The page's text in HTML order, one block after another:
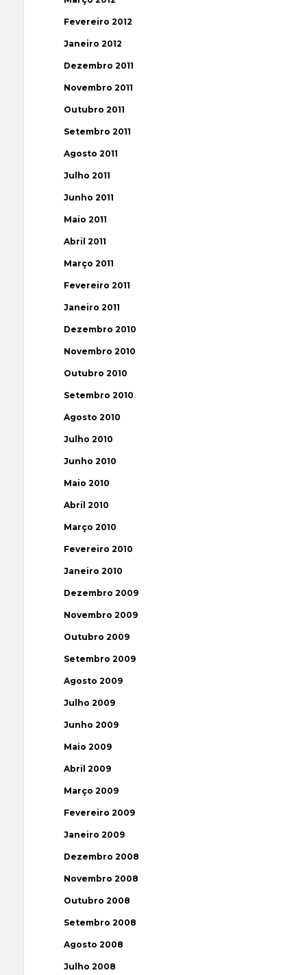
Fevereiro 2012
Janeiro 2012
Dezembro 2011
Novembro 2011
Outubro 2011
Setembro 2011
Agosto 2011
Julho 2011
Junho 2011
Maio 2011
Abril 2011
Março 2011
Fevereiro 2011
Janeiro 2011
Dezembro 2010
Novembro 2010
Outubro 2010
Setembro 2010
Agosto 2010
Julho 2010
Junho 2010
Maio 2010
Abril 2010
Março 2010
Fevereiro 2010
Janeiro 2010
Dezembro 2009
Novembro 2009
Outubro 2009
Setembro 2009
Agosto 2009
Julho 2009
Junho 2009
Maio 2009
Abril 2009
Março 2009
Fevereiro 2009
Janeiro 2009
Dezembro 2008
Novembro 2008
Outubro 2008
Setembro 2008
Agosto 2008
Julho 2008